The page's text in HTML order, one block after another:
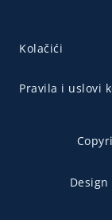
Kolačići
Pravila i uslovi